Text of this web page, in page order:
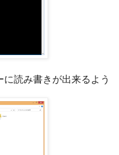
読み書きが出来るよう